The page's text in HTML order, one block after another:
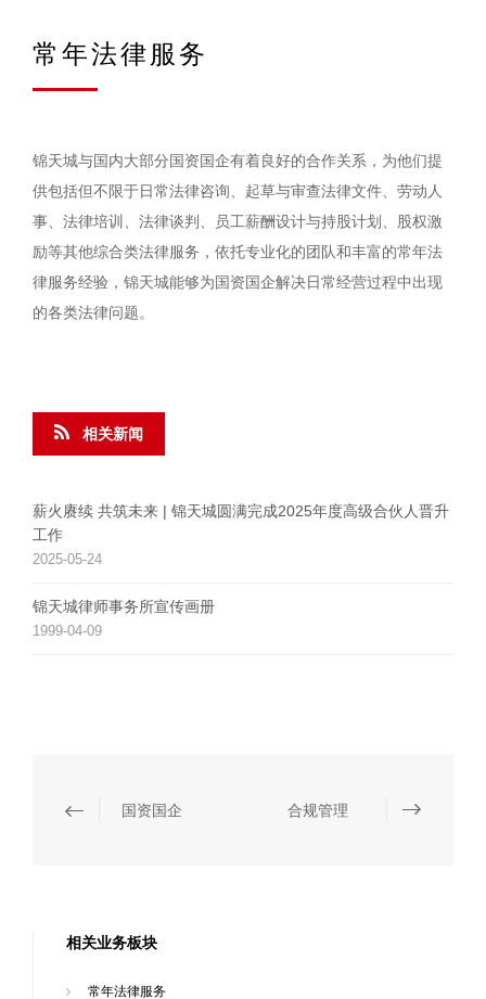
常年法律服务
锦天城与国内大部分国资国企有着良好的合作关系，为他们提
供包括但不限于日常法律咨询、起草与审查法律文件、劳动人
事、法律培训、法律谈判、员工薪酬设计与持股计划、股权激
励等其他综合类法律服务，依托专业化的团队和丰富的常年法
律服务经验，锦天城能够为国资国企解决日常经营过程中出现
的各类法律问题。
相关新闻
薪火赓续 共筑未来 | 锦天城圆满完成2025年度高级合伙人晋升
工作
2025-05-24
锦天城律师事务所宣传画册
1999-04-09
国资国企 合规管理
相关业务板块
常年法律服务